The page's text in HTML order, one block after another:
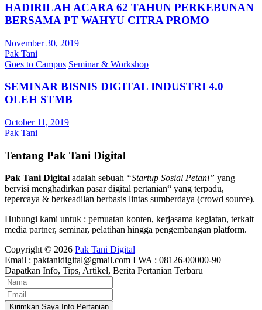
HADIRILAH ACARA 62 TAHUN PERKEBUNAN
BERSAMA PT WAHYU CITRA PROMO
November 30, 2019
Pak Tani
Goes to Campus Seminar & Workshop
SEMINAR BISNIS DIGITAL INDUSTRI 4.0
OLEH STMB
October 11, 2019
Pak Tani
Tentang Pak Tani Digital
Pak Tani Digital adalah sebuah “Startup Sosial Petani” yang
bervisi menghadirkan pasar digital pertanian“ yang terpadu,
tepercaya & berkeadilan berbasis lintas sumberdaya (crowd source).
Hubungi kami untuk : pemuatan konten, kerjasama kegiatan, terkait
media partner, seminar, pelatihan hingga pengembangan platform.
Copyright © 2026 Pak Tani Digital
Email : paktanidigital@gmail.com I WA : 08126-00000-90
Dapatkan Info, Tips, Artikel, Berita Pertanian Terbaru
Kirimkan Saya Info Pertanian